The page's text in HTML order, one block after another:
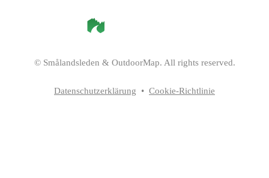
© Smålandsleden & OutdoorMap. All rights reserved.
Datenschutzerklärung • Cookie-Richtlinie